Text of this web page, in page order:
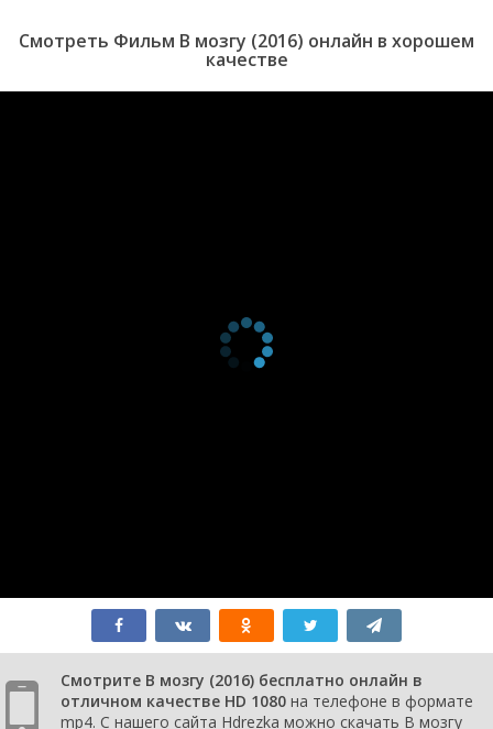
Смотреть Фильм В мозгу (2016) онлайн в хорошем
качестве
Смотрите В мозгу (2016) бесплатно онлайн в
отличном качестве HD 1080 на телефоне в формате
mp4. С нашего сайта Hdrezka можно скачать В мозгу